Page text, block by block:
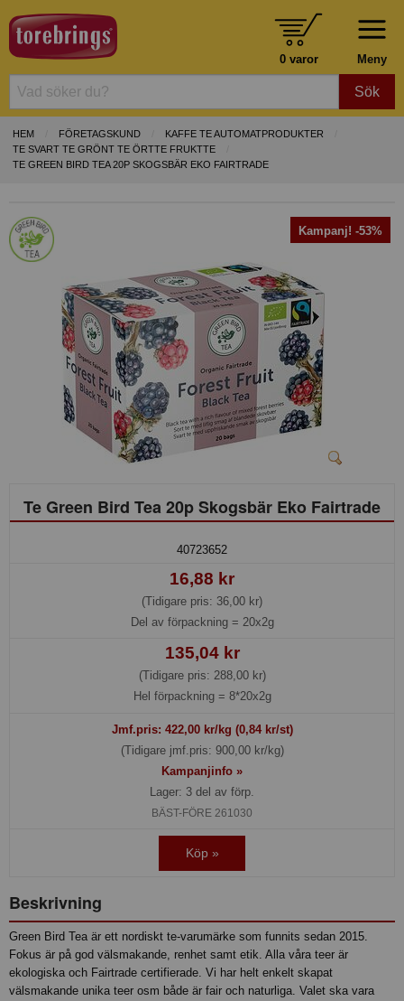
Meny
0 varor
Sök
HEM FÖRETAGSKUND
KAFFE TE AUTOMATPRODUKTER
TE SVART TE GRÖNT TE ÖRTTE FRUKTTE
TE GREEN BIRD TEA 20P SKOGSBÄR EKO FAIRTRADE
Kampanj! -53%
Te Green Bird Tea 20p Skogsbär Eko Fairtrade
40723652
16,88 kr
(Tidigare pris: 36,00 kr)
Del av förpackning = 20x2g
135,04 kr
(Tidigare pris: 288,00 kr)
Hel förpackning = 8*20x2g
Jmf.pris: 422,00kr/kg (0,84 kr/st)
(Tidigare jmf.pris: 900,00 kr/kg)
Kampanjinfo »
Lager: 3 del av förp.
BÄST-FÖRE 261030
Köp »
Beskrivning
Green Bird Tea är ett nordiskt te-varumärke som funnits sedan 2015.
Fokus är på god välsmakande, renhet samt etik. Alla våra teer är
ekologiska och Fairtrade certifierade. Vi har helt enkelt skapat
välsmakande unika teer osm både är fair och naturliga. Valet ska vara